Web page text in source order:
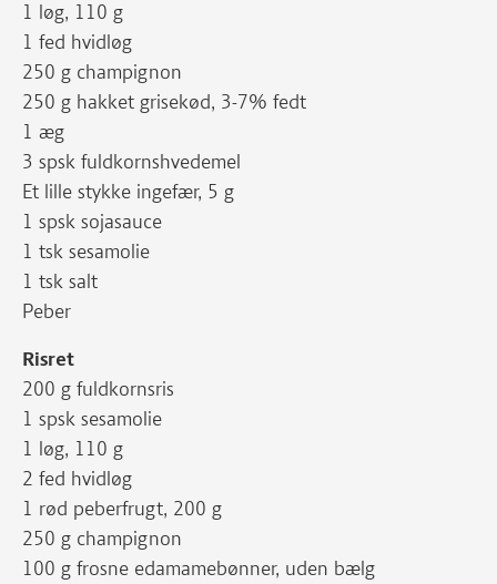
1 løg, 110 g
1 fed hvidløg
250 g champignon
250 g hakket grisekød, 3-7% fedt
1 æg
3 spsk fuldkornshvedemel
Et lille stykke ingefær, 5 g
1 spsk sojasauce
1 tsk sesamolie
1 tsk salt
Peber
Risret
200 g fuldkornsris
1 spsk sesamolie
1 løg, 110 g
2 fed hvidløg
1 rød peberfrugt, 200 g
250 g champignon
100 g frosne edamamebønner, uden bælg